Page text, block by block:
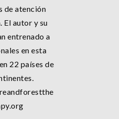
de atención
El autor y su
entrenado a
en esta
22 países de